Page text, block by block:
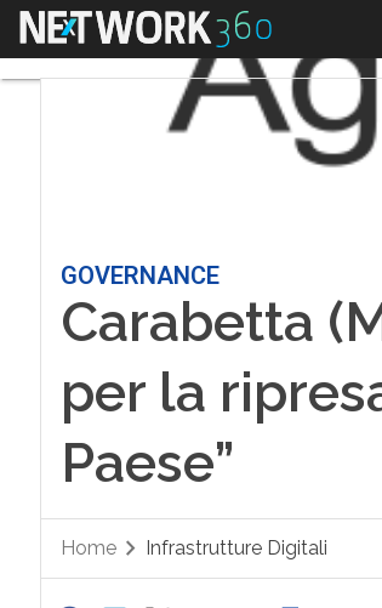
Menu
GOVERNANCE
Carabetta
per la
Paese”
Home Infrastrutture Digitali